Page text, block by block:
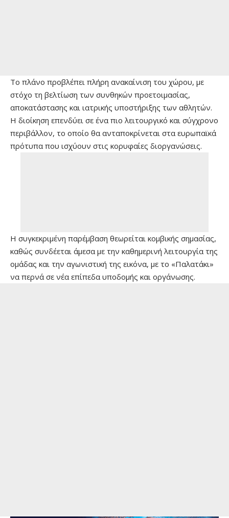
Το πλάνο προβλέπει πλήρη ανακαίνιση του χώρου, με
στόχο τη βελτίωση των συνθηκών προετοιμασίας,
αποκατάστασης και ιατρικής υποστήριξης των αθλητών.
Η διοίκηση επενδύει σε ένα πιο λειτουργικό και σύγχρονο
περιβάλλον, το οποίο θα ανταποκρίνεται στα ευρωπαϊκά
πρότυπα που ισχύουν στις κορυφαίες διοργανώσεις.
Η συγκεκριμένη παρέμβαση θεωρείται κομβικής σημασίας,
καθώς συνδέεται άμεσα με την καθημερινή λειτουργία της
ομάδας και την αγωνιστική της εικόνα, με το «Παλατάκι»
να περνά σε νέα επίπεδα υποδομής και οργάνωσης.